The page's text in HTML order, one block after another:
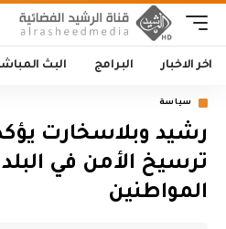
اخر الاخبار البرامج البث
سياسة
رشيد وبلاسخارت
ترسيخ الأمن في
المواطنين